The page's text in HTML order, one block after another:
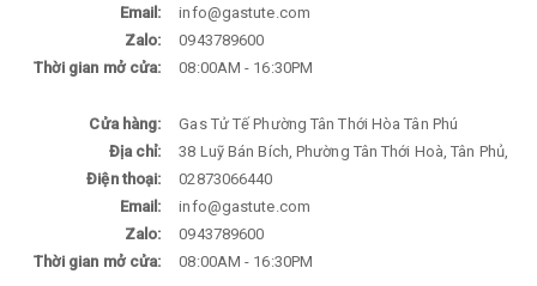
Email:
info@gastute.com
Zalo:
0943789600
Thời gian mở cửa:
08:00AM - 16:30PM
Cửa hàng:
Gas Tử Tế Phường Tân Thới Hòa Tân Phú
Địa chỉ:
38 Luỹ Bán Bích, Phường Tân Thới Hoà, Tân Phủ,
Điện thoại:
02873066440
Email:
info@gastute.com
Zalo:
0943789600
Thời gian mở cửa:
08:00AM - 16:30PM